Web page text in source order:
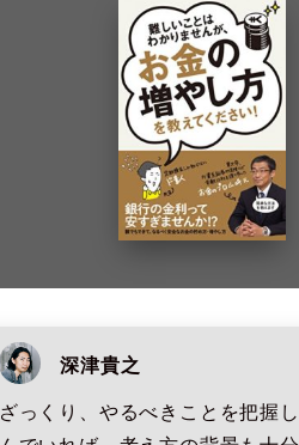
深津貴之
ざっくり、やるべきことを把握